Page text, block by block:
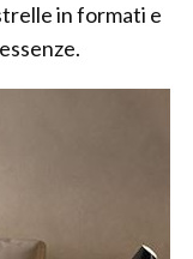
in formati e